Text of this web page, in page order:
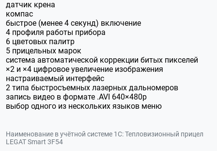
датчик крена
компас
быстрое (менее 4 секунд) включение
4 профиля работы прибора
6 цветовых палитр
5 прицельных марок
система автоматической коррекции битых пикселей
×2 и ×4 цифровое увеличение изображения
настраиваемый интерфейс
2 типа быстросъемных лазерных дальномеров
запись видео в формате .AVI 640×480р
выбор одного из нескольких языков меню
Наименование в учётной системе 1С:Тепловизионный прицел
LEGAT Smart 3F54